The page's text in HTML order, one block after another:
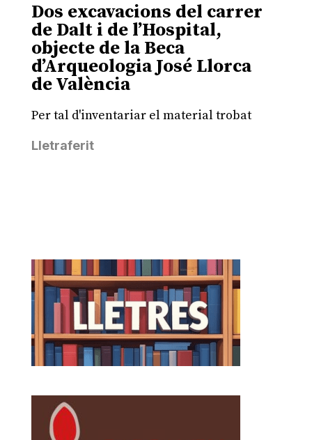
Dos excavacions del carrer
de Dalt i de l’Hospital,
objecte de la Beca
d’Arqueologia José Llorca
de València
Per tal d'inventariar el material trobat
Lletraferit